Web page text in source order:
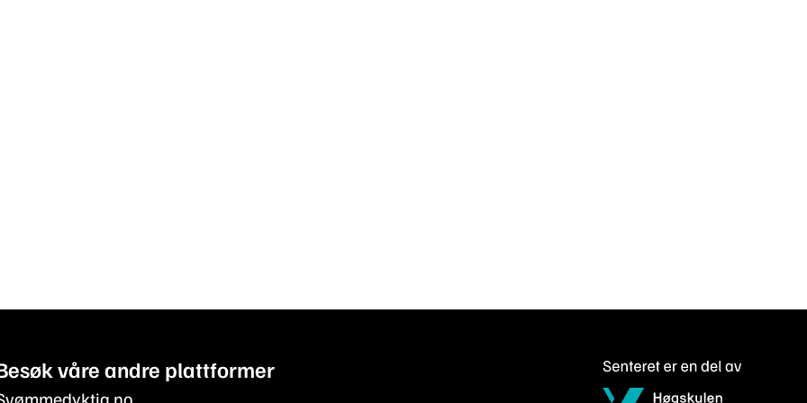
våre andre plattformer